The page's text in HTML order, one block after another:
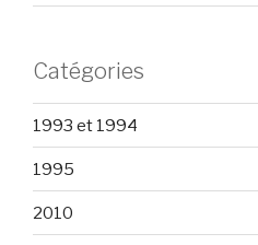
Catégories
1993 et 1994
1995
2010